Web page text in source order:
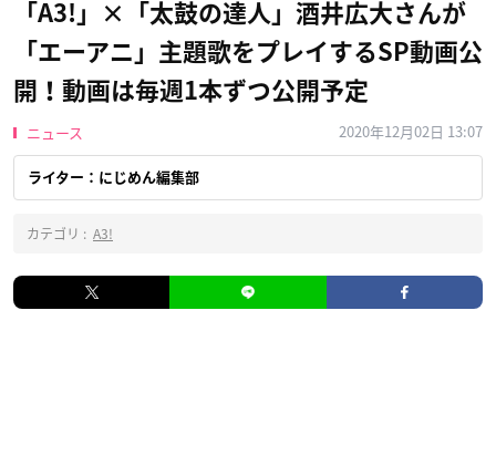
「A3!」×「太鼓の達人」酒井広大さんが
「エーアニ」主題歌をプレイするSP動画公
開！動画は毎週1本ずつ公開予定
ニュース 2020年12月02日 13:07
ライター：にじめん編集部
カテゴリ : A3!